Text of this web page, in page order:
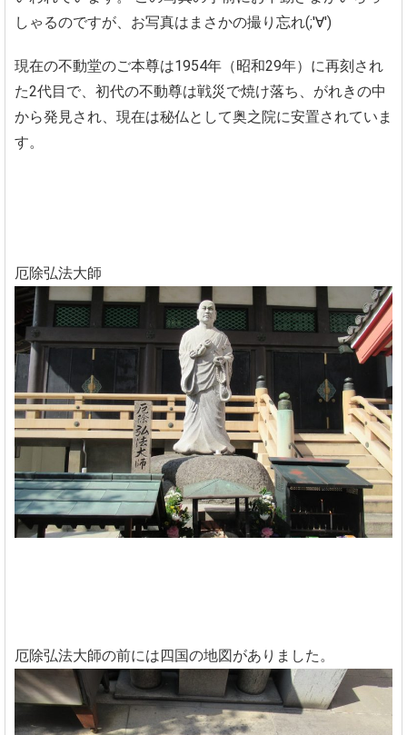
しゃるのですが、お写真はまさかの撮り忘れ(;'∀')
現在の不動堂のご本尊は1954年（昭和29年）に再刻され
た2代目で、初代の不動尊は戦災で焼け落ち、がれきの中
から発見され、現在は秘仏として奥之院に安置されていま
す。
厄除弘法大師
厄除弘法大師の前には四国の地図がありました。